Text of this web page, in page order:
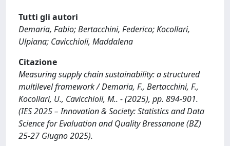
Tutti gli autori
Demaria, Fabio; Bertacchini, Federico; Kocollari,
Ulpiana; Cavicchioli, Maddalena
Citazione
Measuring supply chain sustainability: a structured
multilevel framework / Demaria, F., Bertacchini, F.,
Kocollari, U., Cavicchioli, M.. - (2025), pp. 894-901.
(IES 2025 – Innovation & Society: Statistics and Data
Science for Evaluation and Quality Bressanone (BZ)
25-27 Giugno 2025).